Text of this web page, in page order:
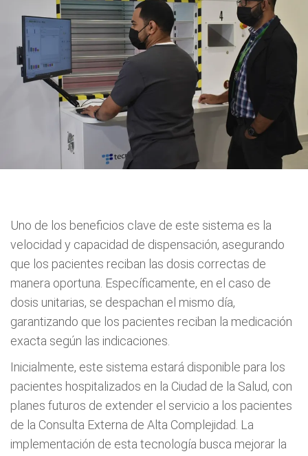
Uno de los beneficios clave de este sistema es la
velocidad y capacidad de dispensación, asegurando
que los pacientes reciban las dosis correctas de
manera oportuna. Específicamente, en el caso de
dosis unitarias, se despachan el mismo día,
garantizando que los pacientes reciban la medicación
exacta según las indicaciones.
Inicialmente, este sistema estará disponible para los
pacientes hospitalizados en la Ciudad de la Salud, con
planes futuros de extender el servicio a los pacientes
de la Consulta Externa de Alta Complejidad. La
implementación de esta tecnología busca mejorar la